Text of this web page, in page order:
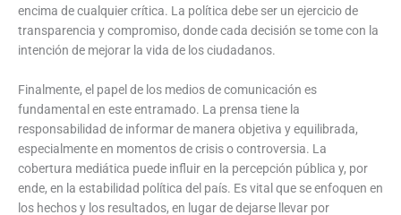
encima de cualquier crítica. La política debe ser un ejercicio de
transparencia y compromiso, donde cada decisión se tome con la
intención de mejorar la vida de los ciudadanos.
Finalmente, el papel de los medios de comunicación es
fundamental en este entramado. La prensa tiene la
responsabilidad de informar de manera objetiva y equilibrada,
especialmente en momentos de crisis o controversia. La
cobertura mediática puede influir en la percepción pública y, por
ende, en la estabilidad política del país. Es vital que se enfoquen en
los hechos y los resultados, en lugar de dejarse llevar por